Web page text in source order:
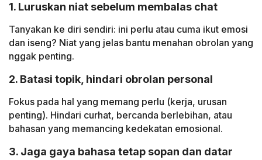
1. Luruskan niat sebelum membalas chat
Tanyakan ke diri sendiri: ini perlu atau cuma ikut emosi
dan iseng? Niat yang jelas bantu menahan obrolan yang
nggak penting.
2. Batasi topik, hindari obrolan personal
Fokus pada hal yang memang perlu (kerja, urusan
penting). Hindari curhat, bercanda berlebihan, atau
bahasan yang memancing kedekatan emosional.
3. Jaga gaya bahasa tetap sopan dan datar